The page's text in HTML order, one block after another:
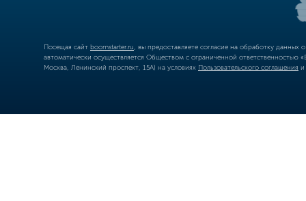
Посещая сайт boomstarter.ru , вы предоставляете согласие на обработку
автоматически осуществляется Обществом с ограниченной
Москва, Ленинский проспект, 15А) на условиях Пользовательского соглашения и